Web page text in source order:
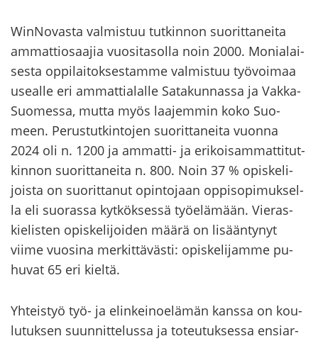
WinNovasta val­mis­tuu tut­kin­non suo­rit­ta­nei­ta
am­mat­tio­saa­jia vuo­si­ta­sol­la noin 2000. Mo­nia­lai­
ses­ta op­pi­lai­tok­ses­tam­me val­mis­tuu työ­voi­maa
useal­le eri am­mat­tia­lal­le Sa­ta­kun­nas­sa ja Vakka-​
Suomessa, mutta myös laa­jem­min koko Suo­
meen. Pe­rus­tut­kin­to­jen suo­rit­ta­nei­ta vuon­na
2024 oli n. 1200 ja ammatti-​ ja eri­koi­sam­mat­ti­tut­
kin­non suo­rit­ta­nei­ta n. 800. Noin 37 % opis­ke­li­
jois­ta on suo­rit­ta­nut opin­to­jaan op­pi­so­pi­muk­sel­
la eli suo­ras­sa kyt­kök­ses­sä työ­elä­mään. Vie­ras­
kie­lis­ten opis­ke­li­joi­den määrä on li­sään­ty­nyt
viime vuo­si­na mer­kit­tä­väs­ti: opis­ke­li­jam­me pu­
hu­vat 65 eri kiel­tä.
Yh­teis­työ työ- ja elin­kei­noe­lä­män kans­sa on kou­
lu­tuk­sen suun­nit­te­lus­sa ja to­teu­tuk­ses­sa en­siar­